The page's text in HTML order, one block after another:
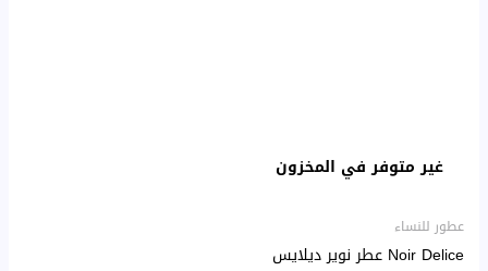
غير متوفر في المخزون
عطور للنساء
Noir Delice عطر نوير ديلايس